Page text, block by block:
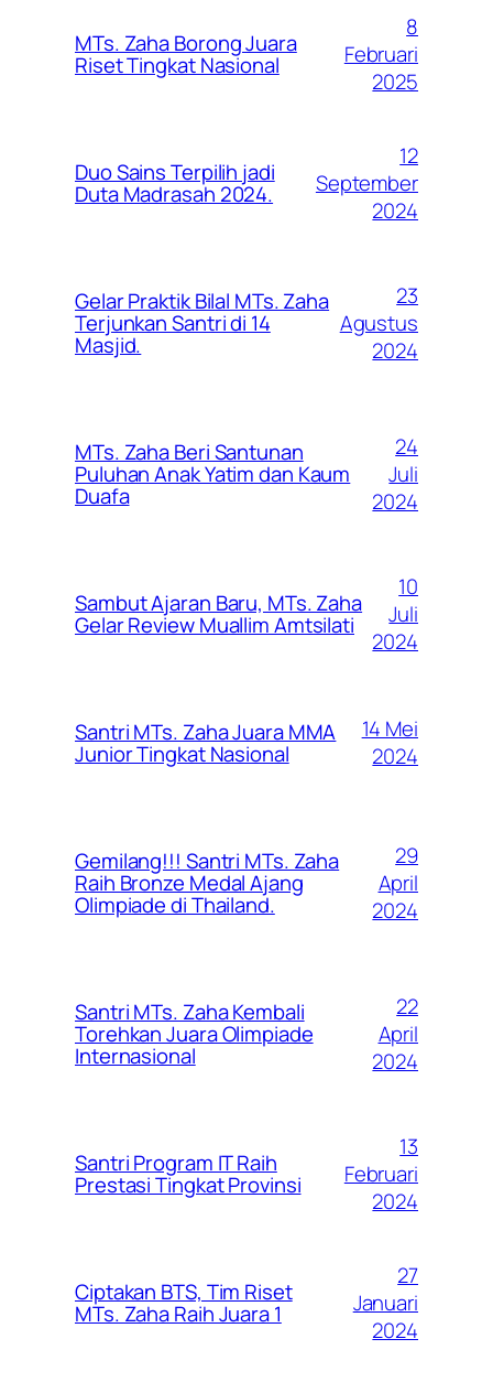
MTs. Zaha Borong Juara
Riset Tingkat Nasional
8
Februari
2025
Duo Sains Terpilih jadi
Duta Madrasah 2024.
12
September
2024
Gelar Praktik Bilal MTs. Zaha
Terjunkan Santri di 14
Masjid.
23
Agustus
2024
MTs. Zaha Beri Santunan
Puluhan Anak Yatim dan Kaum
Duafa
24
Juli
2024
Sambut Ajaran Baru, MTs. Zaha
Gelar Review Muallim Amtsilati
10
Juli
2024
Santri MTs. Zaha Juara MMA
Junior Tingkat Nasional
14 Mei
2024
Gemilang!!! Santri MTs. Zaha
Raih Bronze Medal Ajang
Olimpiade di Thailand.
29
April
2024
Santri MTs. Zaha Kembali
Torehkan Juara Olimpiade
Internasional
22
April
2024
Santri Program IT Raih
Prestasi Tingkat Provinsi
13
Februari
2024
Ciptakan BTS, Tim Riset
MTs. Zaha Raih Juara 1
27
Januari
2024